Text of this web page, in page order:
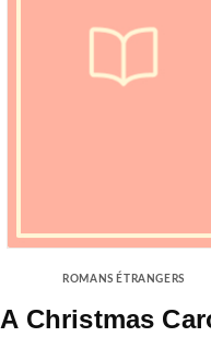
ROMANS ÉTRANGERS
A Christmas